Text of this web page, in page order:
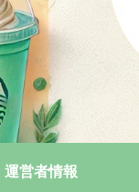
運営者情報